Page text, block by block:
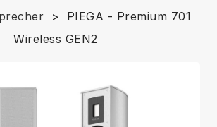
PIEGA - Premium 701
Wireless GEN2